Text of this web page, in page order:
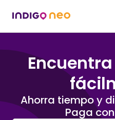
Ahorra tiempo y
Paga